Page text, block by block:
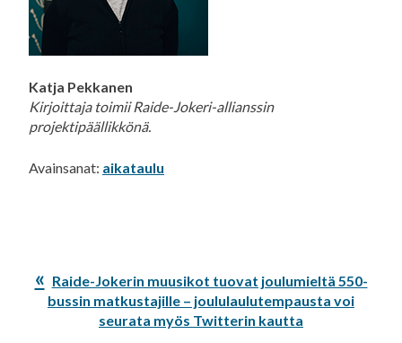
Katja Pekkanen
Kirjoittaja toimii Raide-Jokeri-allianssin
projektipäällikkönä.
Avainsanat: aikataulu
Edellinen
artikkeli:
Raide-Jokerin muusikot tuovat joulumieltä 550-
bussin matkustajille – joululaulutempausta voi
seurata myös Twitterin kautta